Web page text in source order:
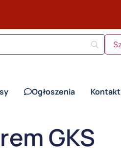
Ogłoszenia Kontakt
GKS